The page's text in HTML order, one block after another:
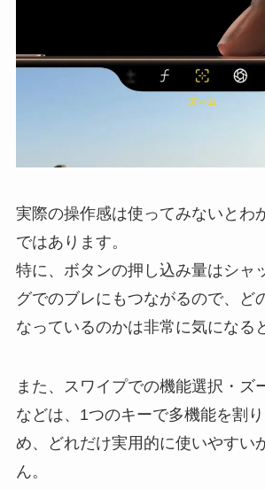
実際の操作感は使ってみないとわ
ではあります。
特に、ボタンの押し込み量はシャ
グでのブレにもつながるので、ど
なっているのかは非常に気になる
また、スワイプでの機能選択・ズ
などは、1つのキーで多機能を割
め、どれだけ実用的に使いやすい
ん。